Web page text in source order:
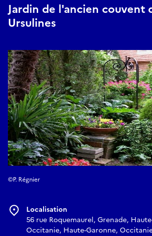
Jardin de l'ancien couvent
Ursulines
©P. Régnier
Localisation
56 rue Roquemaurel, Grenade,
Occitanie, Haute-Garonne,